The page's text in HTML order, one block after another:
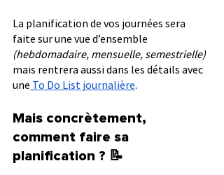
La planification de vos journées sera
faite sur une vue d’ensemble
(hebdomadaire, mensuelle, semestrielle)
mais rentrera aussi dans les détails avec
une To Do List journalière.
Mais concrètement,
comment faire sa
planification ? 📝